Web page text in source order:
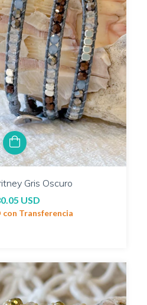
Gris Oscuro
USD
con Transferencia